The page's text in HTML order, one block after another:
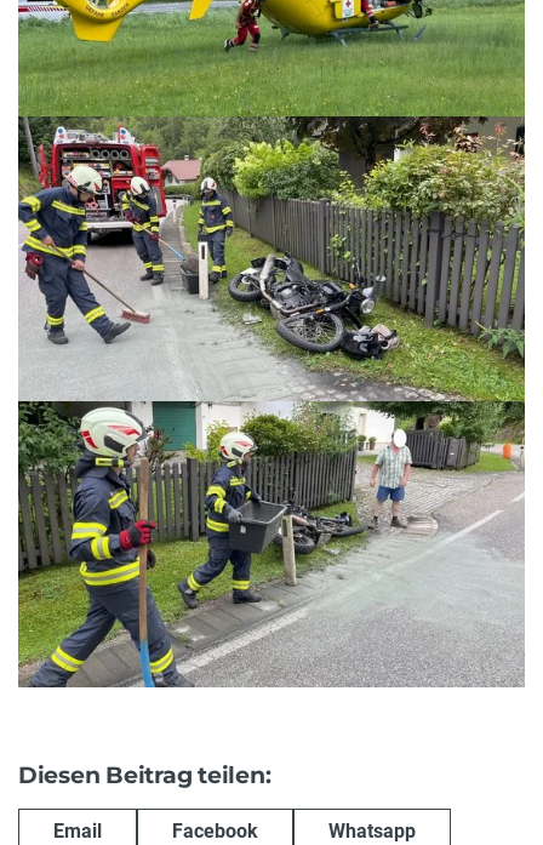
Diesen Beitrag teilen:
Email Facebook Whatsapp